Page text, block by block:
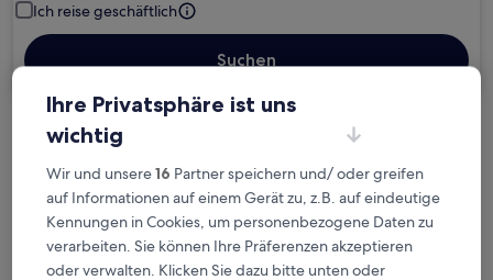
Ich reise geschäftlich
Suchen
Kostenlose Stornierung bei
Planänderungen
Verdiene Prämien für jede
wahrgenommene Übernachtung
Ihre Privatsphäre ist uns
wichtig
Wir und unsere16 Partner speichern und/ oder greifen
auf Informationen auf einem Gerät zu, z.B. auf eindeutige
Kennungen in Cookies, um personenbezogene Daten zu
verarbeiten. Sie können Ihre Präferenzen akzeptieren
oder verwalten. Klicken Sie dazu bitte unten oder